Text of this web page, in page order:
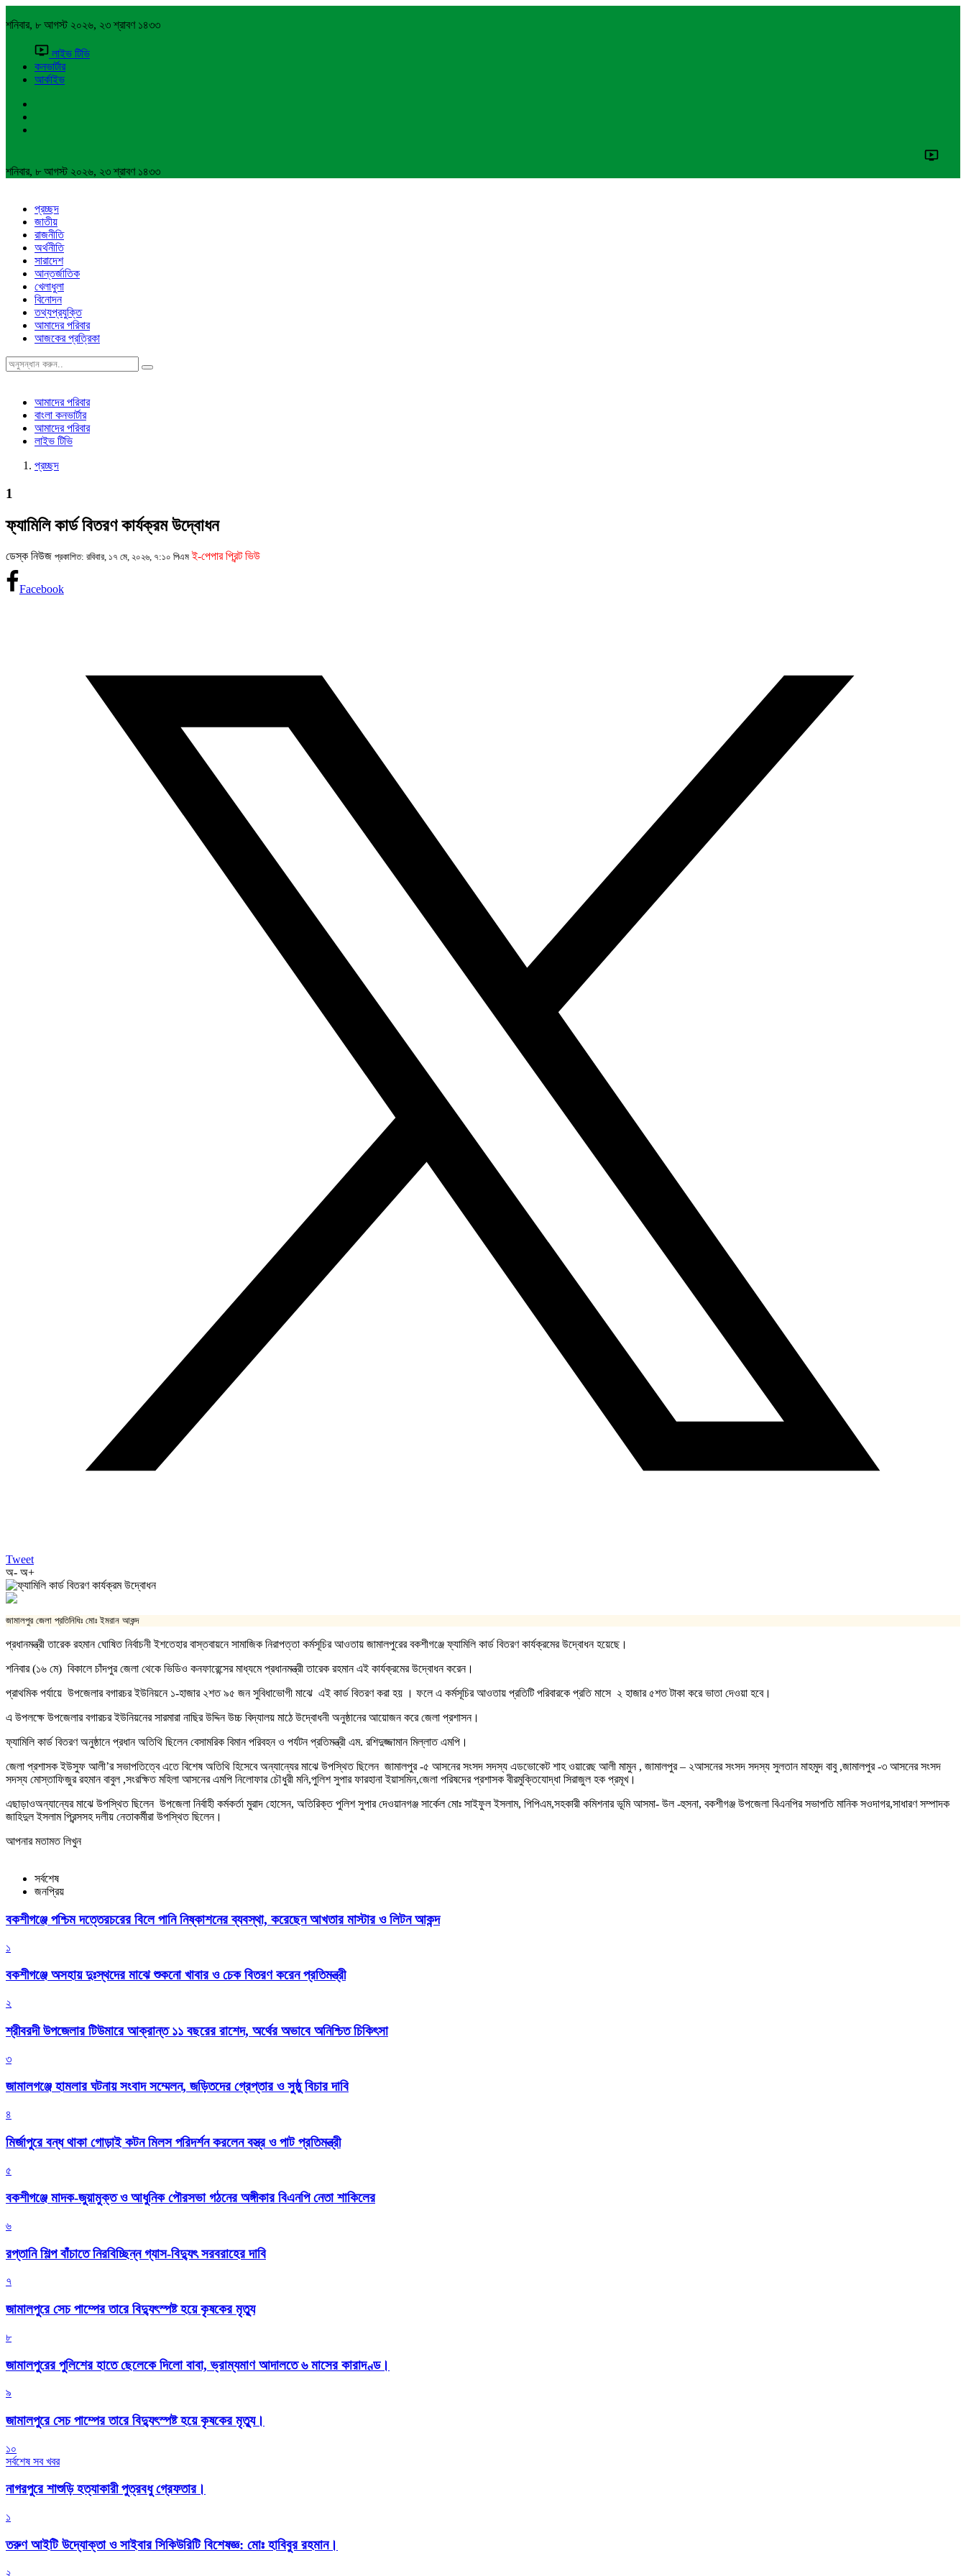
শনিবার, ৮ আগস্ট ২০২৬, ২৩ শ্রাবণ ১৪৩৩
লাইভ টিভি
কনভার্টার
আর্কাইভ
শনিবার, ৮ আগস্ট ২০২৬, ২৩ শ্রাবণ ১৪৩৩
প্রচ্ছদ
জাতীয়
রাজনীতি
অর্থনীতি
সারাদেশ
আন্তর্জাতিক
খেলাধুলা
বিনোদন
তথ্যপ্রযুক্তি
আমাদের পরিবার
আজকের প্রত্রিকা
আমাদের পরিবার
বাংলা কনভার্টার
আমাদের পরিবার
লাইভ টিভি
প্রচ্ছদ
1
ফ্যামিলি কার্ড বিতরণ কার্যক্রম উদ্বোধন
ডেস্ক নিউজ প্রকাশিত: রবিবার, ১৭ মে, ২০২৬, ৭:১০ পিএম ই-পেপার প্রিন্ট ভিউ
Facebook
Tweet
অ- অ+
জামালপুর জেলা প্রতিনিধিঃ মোঃ ইমরান আকন্দ
প্রধানমন্ত্রী তারেক রহমান ঘোষিত নির্বাচনী ইশতেহার বাস্তবায়নে সামাজিক নিরাপত্তা কর্মসূচির আওতায় জামালপুরের বকশীগঞ্জে ফ্যামিলি কার্ড বিতরণ কার্যক্রমের উদ্বোধন হয়েছে।
শনিবার (১৬ মে) বিকালে চাঁদপুর জেলা থেকে ভিডিও কনফারেন্সের মাধ্যমে প্রধানমন্ত্রী তারেক রহমান এই কার্যক্রমের উদ্বোধন করেন।
প্রাথমিক পর্যায়ে উপজেলার বগারচর ইউনিয়নে ১-হাজার ২শত ৯৫ জন সুবিধাভোগী মাঝে এই কার্ড বিতরণ করা হয় । ফলে এ কর্মসূচির আওতায় প্রতিটি পরিবারকে প্রতি মাসে ২ হাজার ৫শত টাকা করে ভাতা দেওয়া হবে।
এ উপলক্ষে উপজেলার বগারচর ইউনিয়নের সারমারা নাছির উদ্দিন উচ্চ বিদ্যালয় মাঠে উদ্বোধনী অনুষ্ঠানের আয়োজন করে জেলা প্রশাসন।
ফ্যামিলি কার্ড বিতরণ অনুষ্ঠানে প্রধান অতিথি ছিলেন বেসামরিক বিমান পরিবহন ও পর্যটন প্রতিমন্ত্রী এম. রশিদুজ্জামান মিল্লাত এমপি।
জেলা প্রশাসক ইউসুফ আলী’র সভাপতিত্বে এতে বিশেষ অতিথি হিসেবে অন্যান্যের মাঝে উপস্থিত ছিলেন জামালপুর -৫ আসনের সংসদ সদস্য এডভোকেট শাহ ওয়ারেছ আলী মামুন , জামালপুর – ২আসনের সংসদ সদস্য সুলতান মাহমুদ বাবু ,জামালপুর -৩ আসনের সংসদ
সদস্য মোস্তাফিজুর রহমান বাবুল ,সংরক্ষিত মহিলা আসনের এমপি নিলোফার চৌধুরী মনি,পুলিশ সুপার ফারহানা ইয়াসমিন,জেলা পরিষদের প্রশাসক বীরমুক্তিযোদ্ধা সিরাজুল হক প্রমূখ।
এছাড়াওঅন্যান্যের মাঝে উপস্থিত ছিলেন উপজেলা নির্বাহী কর্মকর্তা মুরাদ হোসেন, অতিরিক্ত পুলিশ সুপার দেওয়ানগঞ্জ সার্কেল মোঃ সাইফুল ইসলাম, পিপিএম,সহকারী কমিশনার ভূমি আসমা- উল -হুসনা, বকশীগঞ্জ উপজেলা বিএনপির সভাপতি মানিক সওদাগর,সাধারণ সম্পাদক
জাহিদুল ইসলাম প্রিন্সসহ দলীয় নেতাকর্মীরা উপস্থিত ছিলেন।
আপনার মতামত লিখুন
সর্বশেষ
জনপ্রিয়
বকশীগঞ্জে পশ্চিম দত্তেরচরের বিলে পানি নিষ্কাশনের ব্যবস্থা, করেছেন আখতার মাস্টার ও লিটন আকন্দ
১
বকশীগঞ্জে অসহায় দুঃস্থদের মাঝে শুকনো খাবার ও চেক বিতরণ করেন প্রতিমন্ত্রী
২
শ্রীবরদী উপজেলার টিউমারে আক্রান্ত ১১ বছরের রাশেদ, অর্থের অভাবে অনিশ্চিত চিকিৎসা
৩
জামালগঞ্জে হামলার ঘটনায় সংবাদ সম্মেলন, জড়িতদের গ্রেপ্তার ও সুষ্ঠু বিচার দাবি
৪
মির্জাপুরে বন্ধ থাকা গোড়াই কটন মিলস পরিদর্শন করলেন বস্ত্র ও পাট প্রতিমন্ত্রী
৫
বকশীগঞ্জে মাদক-জুয়ামুক্ত ও আধুনিক পৌরসভা গঠনের অঙ্গীকার বিএনপি নেতা শাকিলের
৬
রপ্তানি শিল্প বাঁচাতে নিরবিচ্ছিন্ন গ্যাস-বিদ্যুৎ সরবরাহের দাবি
৭
জামালপুরে সেচ পাম্পের তারে বিদ্যুৎস্পষ্ট হয়ে কৃষকের মৃত্যু
৮
জামালপুরের পুলিশের হাতে ছেলেকে দিলো বাবা, ভ্রাম্যমাণ আদালতে ৬ মাসের কারাদণ্ড।
৯
জামালপুরে সেচ পাম্পের তারে বিদ্যুৎস্পষ্ট হয়ে কৃষকের মৃত্যু।
১০
সর্বশেষ সব খবর
নাগরপুরে শাশুড়ি হত্যাকারী পুত্রবধু গ্রেফতার।
১
তরুণ আইটি উদ্যোক্তা ও সাইবার সিকিউরিটি বিশেষজ্ঞ: মোঃ হাবিবুর রহমান।
২